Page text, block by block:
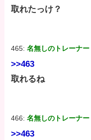
取れたっけ？
465:名無しのトレーナー
>>463
取れるね
466:名無しのトレーナー
>>463